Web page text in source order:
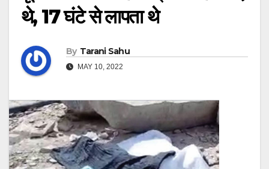
थे, 17 घंटे से लापता थे
By Tarani Sahu
MAY 10, 2022